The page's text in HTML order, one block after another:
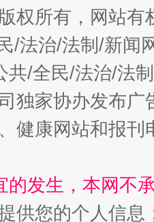
生
权所有，网站
/法治/法制/新闻
共/全民/法治/法
独家协办发布
健康网站和报
的发生，本网不
供您的个人信息